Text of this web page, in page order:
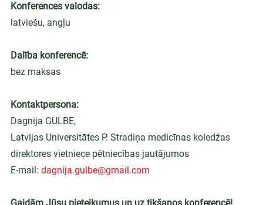
Konferences valodas:
latviešu, angļu
Dalība konferencē:
bez maksas
Kontaktpersona:
Dagnija GULBE,
Latvijas Universitātes P. Stradiņa medicīnas koledžas
direktores vietniece pētniecības jautājumos
E-mail: dagnija.gulbe@gmail.com